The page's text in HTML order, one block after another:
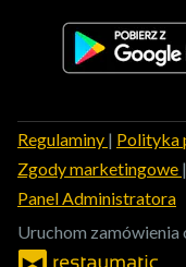
Regulaminy | Polityka
Zgody marketingowe |
Panel Administratora
Uruchom